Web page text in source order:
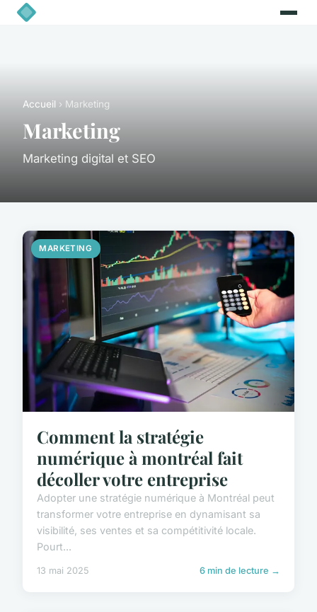
Accueil › Marketing
Marketing
Marketing digital et SEO
MARKETING
Comment la stratégie
numérique à montréal fait
décoller votre entreprise
Adopter une stratégie numérique à Montréal peut
transformer votre entreprise en dynamisant sa
visibilité, ses ventes et sa compétitivité locale.
Pourt...
13 mai 2025 6 min de lecture →